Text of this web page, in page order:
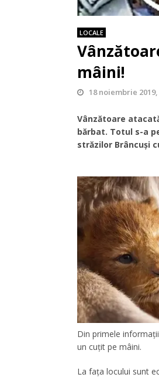
LOCALE
mâini!
18 noiembrie 2019,
Vânzătoare
bărbat. Totul s-a
străzilor Brâncuși
Din primele
un cuţit pe mâini.
La faţa locului sunt